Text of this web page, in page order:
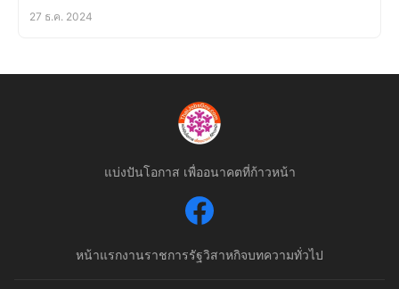
27 ธ.ค. 2024
แบ่งปันโอกาส เพื่ออนาคตที่ก้าวหน้า
หน้าแรกงานราชการรัฐวิสาหกิจบทความทั่วไป